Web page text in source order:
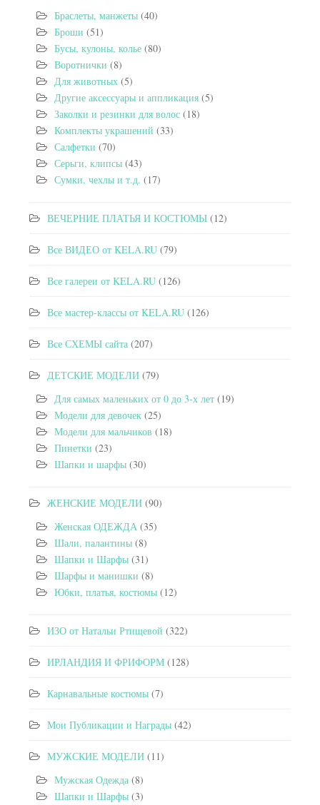
Браслеты, манжеты (40)
Броши (51)
Бусы, кулоны, колье (80)
Воротнички (8)
Для животных (5)
Другие аксессуары и аппликация (5)
Заколки и резинки для волос (18)
Комплекты украшений (33)
Салфетки (70)
Серьги, клипсы (43)
Сумки, чехлы и т.д. (17)
ВЕЧЕРНИЕ ПЛАТЬЯ И КОСТЮМЫ (12)
Все ВИДЕО от KELA.RU (79)
Все галереи от KELA.RU (126)
Все мастер-классы от KELA.RU (126)
Все СХЕМЫ сайта (207)
ДЕТСКИЕ МОДЕЛИ (79)
Для самых маленьких от 0 до 3-х лет (19)
Модели для девочек (25)
Модели для мальчиков (18)
Пинетки (23)
Шапки и шарфы (30)
ЖЕНСКИЕ МОДЕЛИ (90)
Женская ОДЕЖДА (35)
Шали, палантины (8)
Шапки и Шарфы (31)
Шарфы и манишки (8)
Юбки, платья, костюмы (12)
ИЗО от Натальи Ртищевой (322)
ИРЛАНДИЯ И ФРИФОРМ (128)
Карнавальные костюмы (7)
Мои Публикации и Награды (42)
МУЖСКИЕ МОДЕЛИ (11)
Мужская Одежда (8)
Шапки и Шарфы (3)